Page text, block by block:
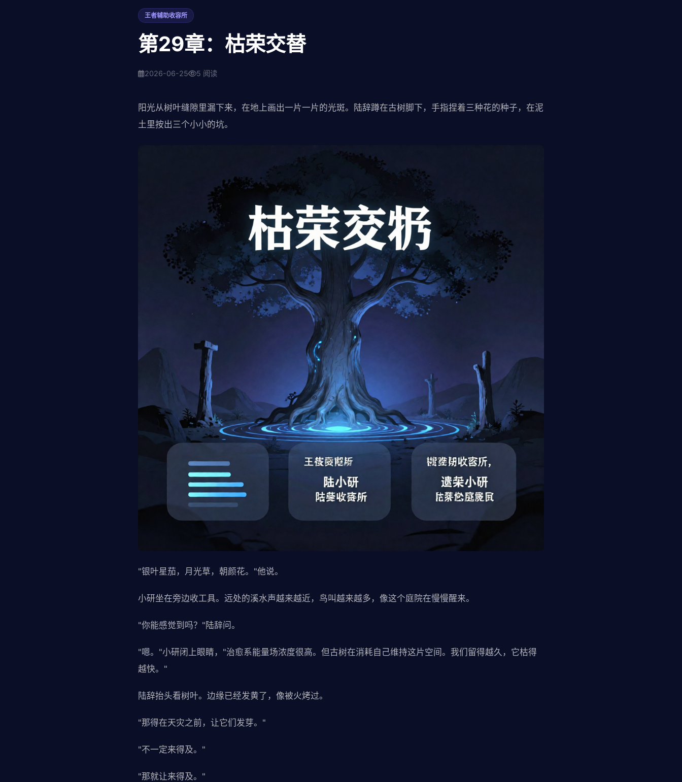
王者辅助收容所
第29章：枯荣交替
2026-06-25 5 阅读
阳光从树叶缝隙里漏下来，在地上画出一片一片的光斑。陆辞蹲在古树脚下，手指捏着三种花的种子，在泥
土里按出三个小小的坑。
"银叶星茄，月光草，朝颜花。"他说。
小研坐在旁边收工具。远处的溪水声越来越近，鸟叫越来越多，像这个庭院在慢慢醒来。
"你能感觉到吗？"陆辞问。
"嗯。"小研闭上眼睛，"治愈系能量场浓度很高。但古树在消耗自己维持这片空间。我们留得越久，它枯得
越快。"
陆辞抬头看树叶。边缘已经发黄了，像被火烤过。
"那得在天灾之前，让它们发芽。"
"不一定来得及。"
"那就让来得及。"